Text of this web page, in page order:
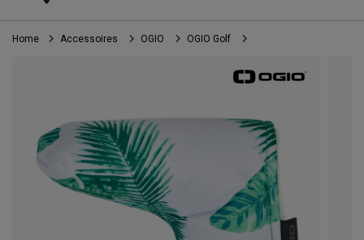
Callaway
Golf
Home Accessoires OGIO OGIO Golf